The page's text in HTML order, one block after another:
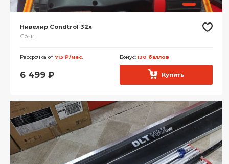
Нивелир Condtrol 32x
Сочи
Рассрочка от 713 ₽/мес. Бонус:130 баллов
6 499 ₽ Купить